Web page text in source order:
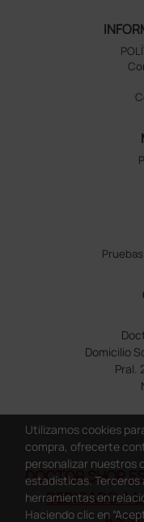
Domicilio
Pral.
DOCTOR SHOP
DEDICADO A
Utilizamos cookies
compra, ofrecerte
personalizar nuestros
estadísticas.
herramientas en
Haciendo clic en